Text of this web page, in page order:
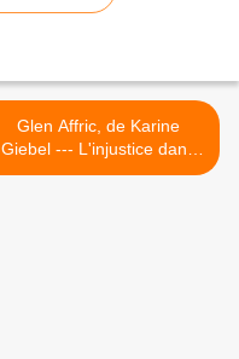
Glen Affric, de Karine
Giebel --- L'injustice dans
toute sa splendeur ! >